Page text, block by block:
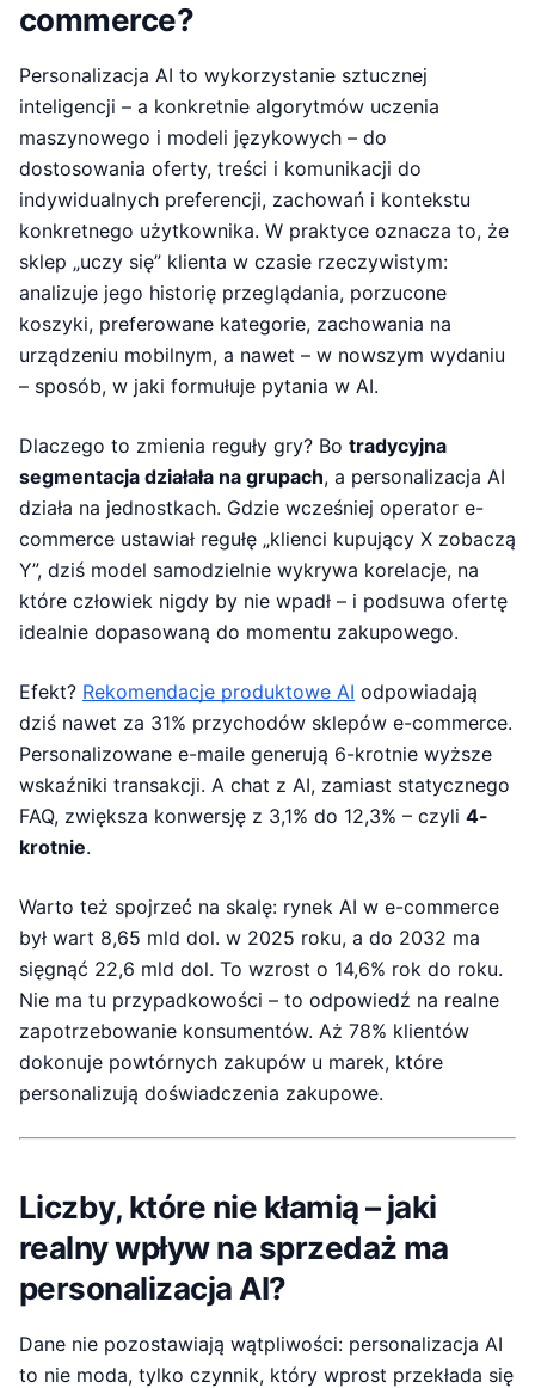
commerce?
Personalizacja AI to wykorzystanie sztucznej
inteligencji – a konkretnie algorytmów uczenia
maszynowego i modeli językowych – do
dostosowania oferty, treści i komunikacji do
indywidualnych preferencji, zachowań i kontekstu
konkretnego użytkownika. W praktyce oznacza to, że
sklep „uczy się” klienta w czasie rzeczywistym:
analizuje jego historię przeglądania, porzucone
koszyki, preferowane kategorie, zachowania na
urządzeniu mobilnym, a nawet – w nowszym wydaniu
– sposób, w jaki formułuje pytania w AI.
Dlaczego to zmienia reguły gry? Bo tradycyjna
segmentacja działała na grupach, a personalizacja AI
działa na jednostkach. Gdzie wcześniej operator e-
commerce ustawiał regułę „klienci kupujący X zobaczą
Y”, dziś model samodzielnie wykrywa korelacje, na
które człowiek nigdy by nie wpadł – i podsuwa ofertę
idealnie dopasowaną do momentu zakupowego.
Efekt? Rekomendacje produktowe AI odpowiadają
dziś nawet za 31% przychodów sklepów e-commerce.
Personalizowane e-maile generują 6-krotnie wyższe
wskaźniki transakcji. A chat z AI, zamiast statycznego
FAQ, zwiększa konwersję z 3,1% do 12,3% – czyli 4-
krotnie.
Warto też spojrzeć na skalę: rynek AI w e-commerce
był wart 8,65 mld dol. w 2025 roku, a do 2032 ma
sięgnąć 22,6 mld dol. To wzrost o 14,6% rok do roku.
Nie ma tu przypadkowości – to odpowiedź na realne
zapotrzebowanie konsumentów. Aż 78% klientów
dokonuje powtórnych zakupów u marek, które
personalizują doświadczenia zakupowe.
Liczby, które nie kłamią – jaki
realny wpływ na sprzedaż ma
personalizacja AI?
Dane nie pozostawiają wątpliwości: personalizacja AI
to nie moda, tylko czynnik, który wprost przekłada się